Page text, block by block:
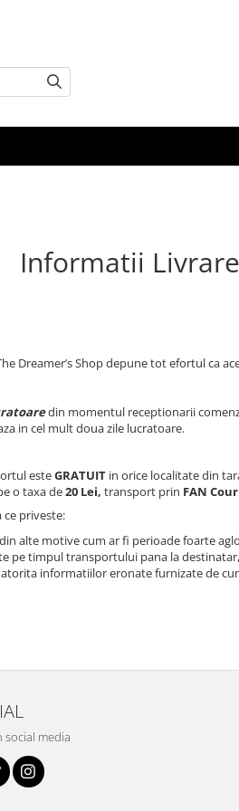
Informatii Livrare
Dreamer’s Shop depune tot efortul ca
din momentul receptionarii
in cel mult doua zile lucratoare.
esteGRATUIT in orice localitate din
o taxa de20 Lei, transport prin FAN
ce priveste:
alte motive cum ar fi perioade foarte
pe timpul transportului pana la
informatiilor eronate furnizate de
social media